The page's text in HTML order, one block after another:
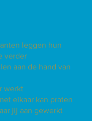
leggen hun
verder
aan de hand van
werkt
elkaar kan praten
jij aan gewerkt